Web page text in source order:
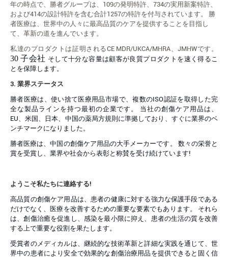
年の時点で、勝者グループは、109の発明特許、734の実用新案特許、
および414の設計特許を含む合計1257の特許を付与されています。
勝
者医療は、世界中の人々に最高品質のケアを提供することを目指し
て、革新の道を進んでいます。
私達のプロダクトは証明されるCE MDR/UKCA/MHRA、JMHWです。
30子会社 そして十分な容量は顧客が良質プロダクトを速く得るこ
とを保障します。
3. 業界ステータス
勝者医療は、使い捨て医療用品市場で、複数のISO認証を取得した完
全な製品ラインを持つ最初の企業です。 当社の創傷ケア用品は、
EU、米国、日本、中国の薬局方規則に準拠しており、すぐに業界のベ
ンチマークになりました。
勝者医療は、中国の創傷ケア用品の大手メーカーです。 数々の栄誉と
賞を受賞し、業界や社会から表彰と称賛を受け続けています!
ようこそ私たちに連絡する!
高品質の創傷ケア用品は、患者の健康に対する強力な保護手段である
だけでなく、医療を改善するための重要な要素でもあります。 それら
は、創傷治癒を促進し、感染を最小限に抑え、患者の生活の質を改善
する上で重要な役割を果たします。
受賞者のメディカルは、継続的な技術革新と詳細な実践を通じて、世
界中の患者により安全で効果的な創傷治療用品を提供できると固く信